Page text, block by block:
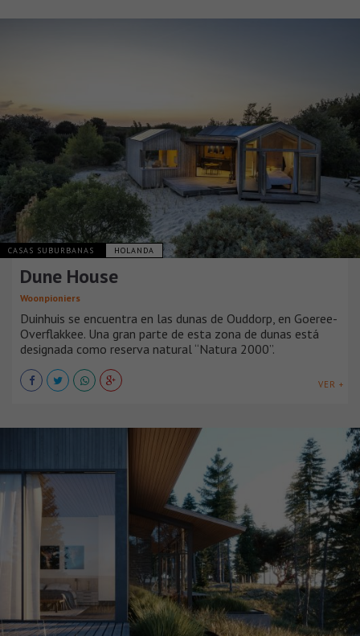
CASAS SUBURBANAS HOLANDA
Dune House
Woonpioniers
Duinhuis se encuentra en las dunas de Ouddorp, en Goeree-
Overflakkee. Una gran parte de esta zona de dunas está
designada como reserva natural “Natura 2000”.
VER +